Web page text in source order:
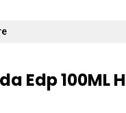
Edp 100ML